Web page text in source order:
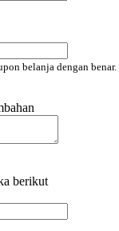
belanja dengan
berikut